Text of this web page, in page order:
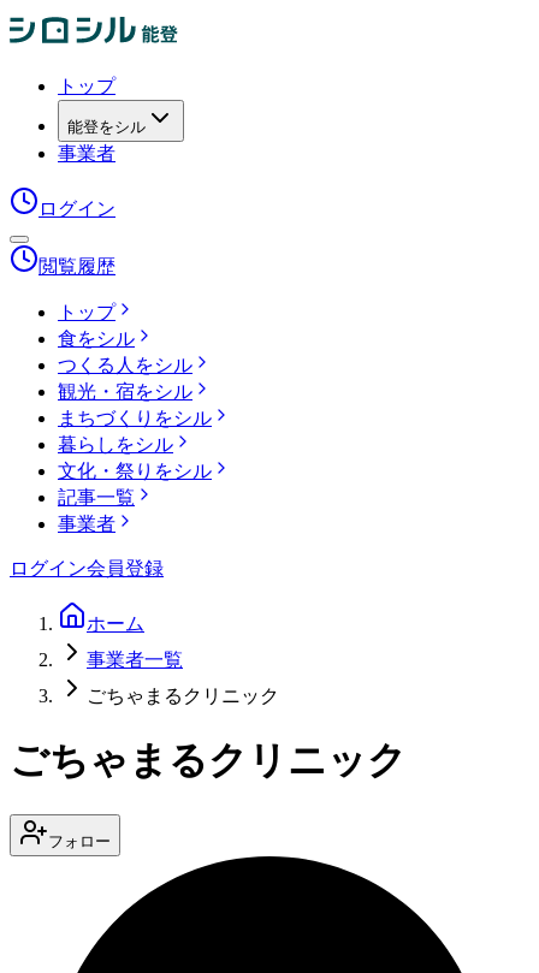
トップ
能登をシル
事業者
ログイン
閲覧履歴
トップ
食をシル
つくる人をシル
観光・宿をシル
まちづくりをシル
暮らしをシル
文化・祭りをシル
記事一覧
事業者
ログイン会員登録
ホーム
事業者一覧
ごちゃまるクリニック
ごちゃまるクリニック
フォロー